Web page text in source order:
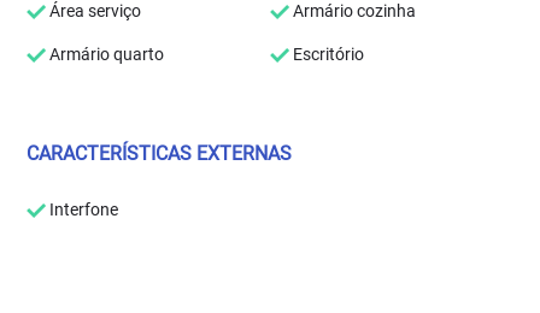
Área serviço Armário cozinha
Armário quarto Escritório
CARACTERÍSTICAS EXTERNAS
Interfone